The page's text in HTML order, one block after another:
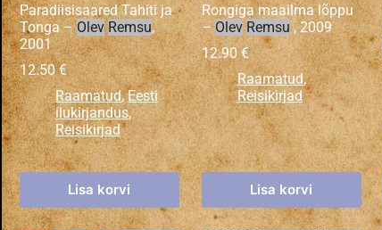
Paradiisisaared Tahiti ja
Tonga –Olev Remsu,
2001
12.50€
Raamatud,Eesti
ilukirjandus,
Reisikirjad
Lisa korvi
Rongiga maailma lõppu
–Olev Remsu, 2009
12.90€
Raamatud,
Reisikirjad
Lisa korvi